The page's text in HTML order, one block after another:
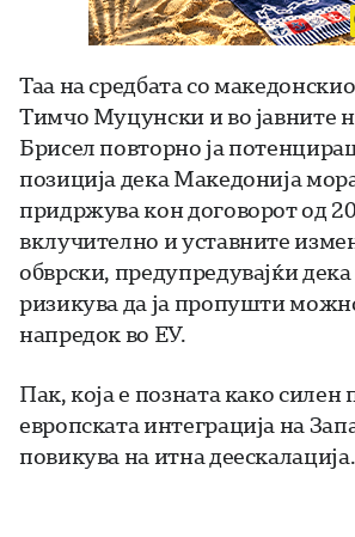
Таа на средбата со
Тимчо Муцунски и во јавните
Брисел повторно ја
позиција дека Македонија
придржува кон договорот од
вклучително и уставните
обврски, предупредувајќи
ризикува да ја пропушти
напредок во ЕУ.
Пак, која е позната како
европската интеграција на
повикува на итна деескалација.